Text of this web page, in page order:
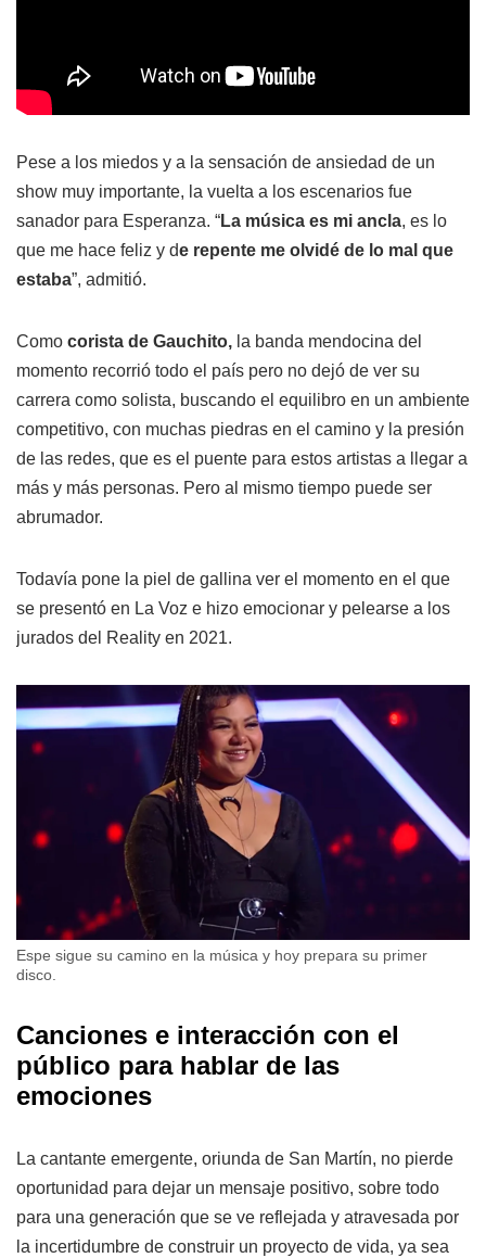
Pese a los miedos y a la sensación de ansiedad de un
show muy importante, la vuelta a los escenarios fue
sanador para Esperanza. “La música es mi ancla, es lo
que me hace feliz y de repente me olvidé de lo mal que
estaba”, admitió.
Como corista de Gauchito, la banda mendocina del
momento recorrió todo el país pero no dejó de ver su
carrera como solista, buscando el equilibro en un ambiente
competitivo, con muchas piedras en el camino y la presión
de las redes, que es el puente para estos artistas a llegar a
más y más personas. Pero al mismo tiempo puede ser
abrumador.
Todavía pone la piel de gallina ver el momento en el que
se presentó en La Voz e hizo emocionar y pelearse a los
jurados del Reality en 2021.
Espe sigue su camino en la música y hoy prepara su primer
disco.
Canciones e interacción con el
público para hablar de las
emociones
La cantante emergente, oriunda de San Martín, no pierde
oportunidad para dejar un mensaje positivo, sobre todo
para una generación que se ve reflejada y atravesada por
la incertidumbre de construir un proyecto de vida, ya sea